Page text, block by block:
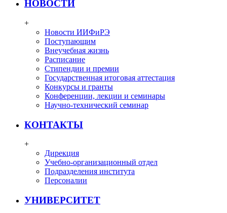
НОВОСТИ
+
Новости ИИФиРЭ
Поступающим
Внеучебная жизнь
Расписание
Стипендии и премии
Государственная итоговая аттестация
Конкурсы и гранты
Конференции, лекции и семинары
Научно-технический семинар
КОНТАКТЫ
+
Дирекция
Учебно-организационный отдел
Подразделения института
Персоналии
УНИВЕРСИТЕТ